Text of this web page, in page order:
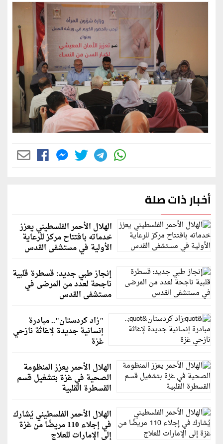
أخبار ذات صلة
الهلال الأحمر الفلسطيني يعزز
خدماته بافتتاح مركز للرعاية
الأولية في مستشفى القدس
إنجاز طبي جديد: قسطرة قلبية
ناجحة لعدد من المرضى في
مستشفى القدس
"زاد كردستان".. مبادرة
إنسانية جديدة لإغاثة نازحي
غزة
الهلال الأحمر يعزز المنظومة
الصحية في غزة بتشغيل قسم
القسطرة القلبية
الهلال الأحمر الفلسطيني يُشارك
في إجلاء 110 مريضًا من غزة
إلى الإمارات للعلاج